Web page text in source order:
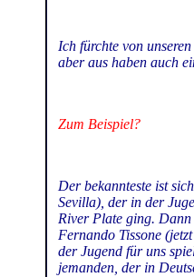
Ich fürchte von
aber aus haben auch
Zum Beispiel?
Der bekannteste ist
Sevilla), der in der
River Plate ging.
Fernando Tissone
der Jugend für uns
jemanden, der in